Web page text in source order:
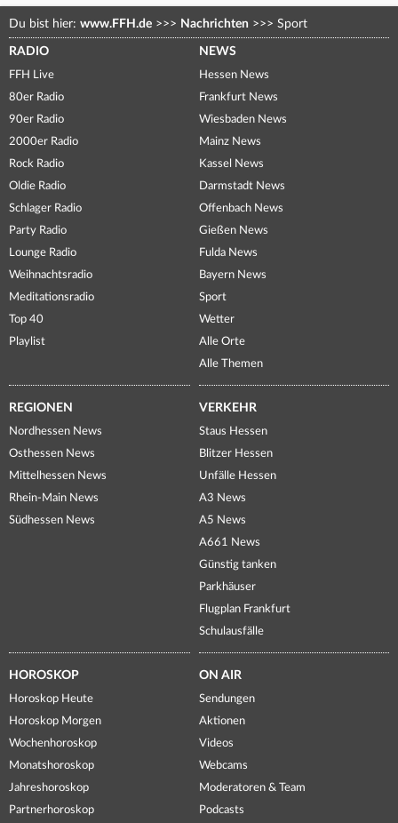
Du bist hier: www.FFH.de >>> Nachrichten >>> Sport
RADIO
FFH Live
80er Radio
90er Radio
2000er Radio
Rock Radio
Oldie Radio
Schlager Radio
Party Radio
Lounge Radio
Weihnachtsradio
Meditationsradio
Top 40
Playlist
NEWS
Hessen News
Frankfurt News
Wiesbaden News
Mainz News
Kassel News
Darmstadt News
Offenbach News
Gießen News
Fulda News
Bayern News
Sport
Wetter
Alle Orte
Alle Themen
REGIONEN
Nordhessen News
Osthessen News
Mittelhessen News
Rhein-Main News
Südhessen News
VERKEHR
Staus Hessen
Blitzer Hessen
Unfälle Hessen
A3 News
A5 News
A661 News
Günstig tanken
Parkhäuser
Flugplan Frankfurt
Schulausfälle
HOROSKOP
Horoskop Heute
Horoskop Morgen
Wochenhoroskop
Monatshoroskop
Jahreshoroskop
Partnerhoroskop
ON AIR
Sendungen
Aktionen
Videos
Webcams
Moderatoren & Team
Podcasts